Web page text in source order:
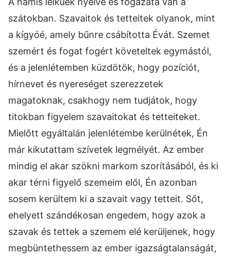
szátokban. Szavaitok és tetteitek olyanok, mint
a kígyóé, amely bűnre csábította Évát. Szemet
szemért és fogat fogért követeltek egymástól,
és a jelenlétemben küzdötök, hogy pozíciót,
hírnevet és nyereséget szerezzetek
magatoknak, csakhogy nem tudjátok, hogy
titokban figyelem szavaitokat és tetteiteket.
Mielőtt egyáltalán jelenlétembe kerülnétek, Én
már kikutattam szívetek legmélyét. Az ember
mindig el akar szökni markom szorításából, és ki
akar térni figyelő szemeim elől, Én azonban
sosem kerültem ki a szavait vagy tetteit. Sőt,
ehelyett szándékosan engedem, hogy azok a
szavak és tettek a szemem elé kerüljenek, hogy
megbüntethessem az ember igazságtalanságát,